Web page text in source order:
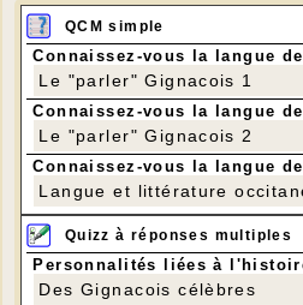
QCM simple
Connaissez-vous la langue
Le "parler" Gignacois 1
Connaissez-vous la langue
Le "parler" Gignacois 2
Connaissez-vous la langue
Langue et littérature
Quizz à réponses multiples
Personnalités liées à
Des Gignacois célèbres